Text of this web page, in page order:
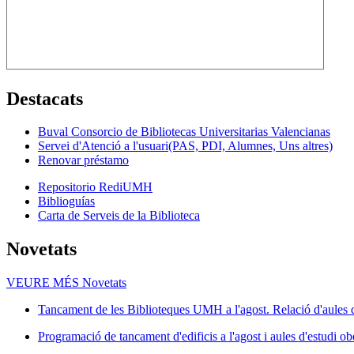
Destacats
Buval Consorcio de Bibliotecas Universitarias Valencianas
Servei d'Atenció a l'usuari(PAS, PDI, Alumnes, Uns altres)
Renovar préstamo
Repositorio RediUMH
Biblioguías
Carta de Serveis de la Biblioteca
Novetats
VEURE MÉS Novetats
Tancament de les Biblioteques UMH a l'agost. Relació d'aules
Programació de tancament d'edificis a l'agost i aules d'estudi